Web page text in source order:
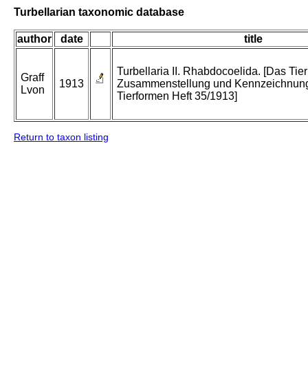
Turbellarian taxonomic database
author date title
Graff
Lvon
1913
Turbellaria II. Rhabdocoelida. [Das
Zusammenstellung und
Tierformen Heft 35/1913]
Return to taxon listing